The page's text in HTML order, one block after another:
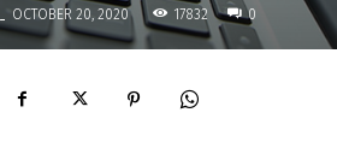
- OCTOBER 20, 2020 17832 0